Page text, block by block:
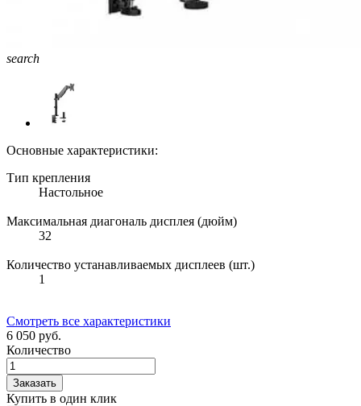
search
Основные характеристики:
Тип крепления
Настольное
Максимальная диагональ дисплея (дюйм)
32
Количество устанавливаемых дисплеев (шт.)
1
Смотреть все характеристики
6 050 руб.
Количество
Заказать
Купить в один клик